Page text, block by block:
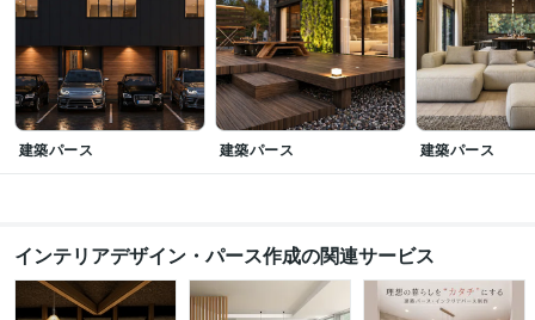
建築パース 建築パース 建築パース
インテリアデザイン・パース作成の関連サービス